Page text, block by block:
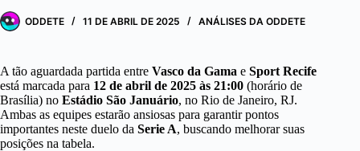
ODDETE 11 DE ABRIL DE 2025 ANÁLISES DA ODDETE
A tão aguardada partida entre Vasco da Gama e Sport Recife
está marcada para 12 de abril de 2025 às 21:00 (horário de
Brasília) no Estádio São Januário, no Rio de Janeiro, RJ.
Ambas as equipes estarão ansiosas para garantir pontos
importantes neste duelo da Serie A, buscando melhorar suas
posições na tabela.